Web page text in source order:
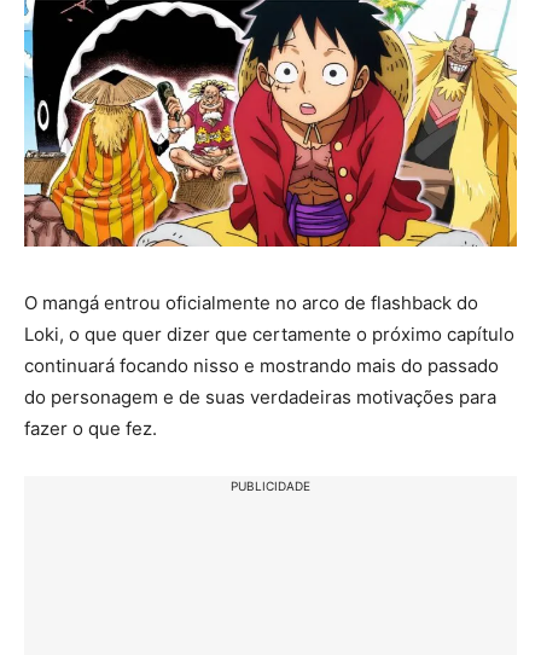
O mangá entrou oficialmente no arco de flashback do
Loki, o que quer dizer que certamente o próximo capítulo
continuará focando nisso e mostrando mais do passado
do personagem e de suas verdadeiras motivações para
fazer o que fez.
PUBLICIDADE